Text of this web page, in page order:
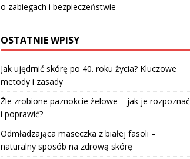
o zabiegach i bezpieczeństwie
OSTATNIE WPISY
Jak ujędrnić skórę po 40. roku życia? Kluczowe
metody i zasady
Źle zrobione paznokcie żelowe – jak je rozpoznać
i poprawić?
Odmładzająca maseczka z białej fasoli –
naturalny sposób na zdrową skórę